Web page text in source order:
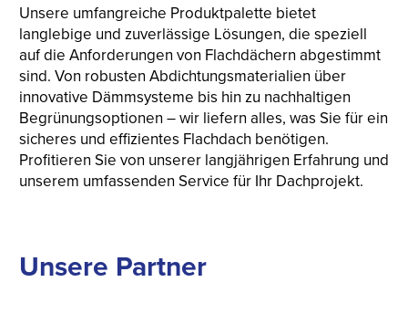
Unsere umfangreiche Produktpalette bietet
langlebige und zuverlässige Lösungen, die speziell
auf die Anforderungen von Flachdächern abgestimmt
sind. Von robusten Abdichtungsmaterialien über
innovative Dämmsysteme bis hin zu nachhaltigen
Begrünungsoptionen – wir liefern alles, was Sie für ein
sicheres und effizientes Flachdach benötigen.
Profitieren Sie von unserer langjährigen Erfahrung und
unserem umfassenden Service für Ihr Dachprojekt.
Unsere Partner